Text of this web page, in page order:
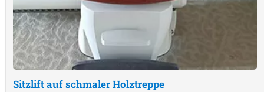
Sitzlift auf schmaler Holztreppe